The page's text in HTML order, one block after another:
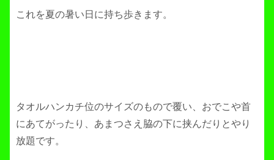
これを夏の暑い日に持ち歩きます。
タオルハンカチ位のサイズのもので覆い、おでこや首
にあてがったり、あまつさえ脇の下に挟んだりとやり
放題です。